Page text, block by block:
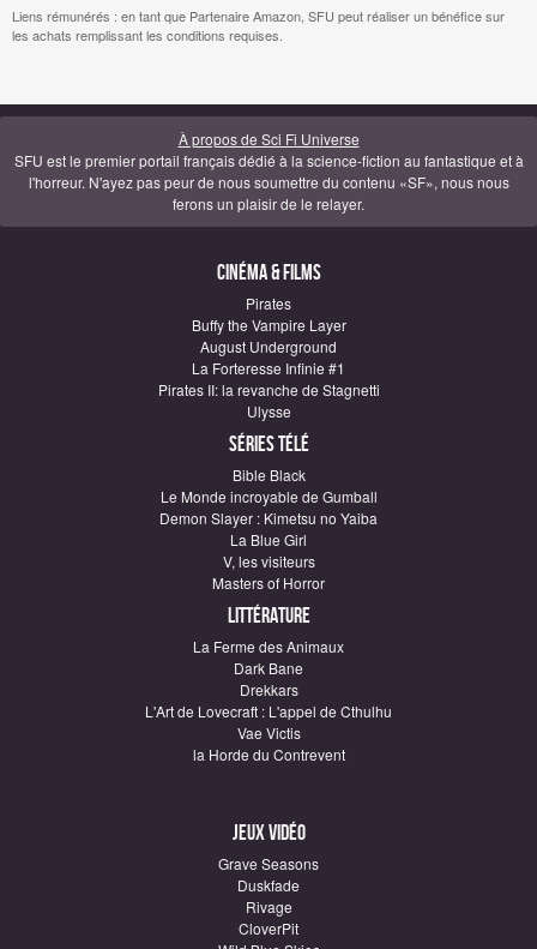
Liens rémunérés : en tant que Partenaire Amazon, SFU peut réaliser un bénéfice sur
les achats remplissant les conditions requises.
À propos de Sci Fi Universe
SFU est le premier portail français dédié à la science-fiction au fantastique et à
l'horreur. N'ayez pas peur de nous soumettre du contenu «SF», nous nous
ferons un plaisir de le relayer.
Cinéma & Films
Pirates
Buffy the Vampire Layer
August Underground
La Forteresse Infinie #1
Pirates II: la revanche de Stagnetti
Ulysse
Séries télé
Bible Black
Le Monde incroyable de Gumball
Demon Slayer : Kimetsu no Yaiba
La Blue Girl
V, les visiteurs
Masters of Horror
Littérature
La Ferme des Animaux
Dark Bane
Drekkars
L'Art de Lovecraft : L'appel de Cthulhu
Vae Victis
la Horde du Contrevent
Jeux vidéo
Grave Seasons
Duskfade
Rivage
CloverPit